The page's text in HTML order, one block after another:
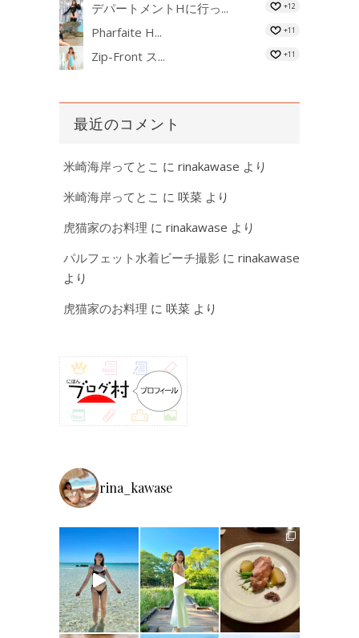
デパートメントHに行っ... +12
Pharfaite H... +11
Zip-Front ス... +11
最近のコメント
米崎海岸ってとこ に rinakawase より
米崎海岸ってとこ に 咲菜 より
虎猫家のお料理 に rinakawase より
パルフェット水着ビーチ撮影 に rinakawase
より
虎猫家のお料理 に 咲菜 より
rina_kawase